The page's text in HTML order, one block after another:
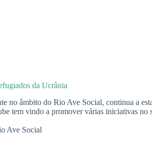
da Ucrânia
no âmbito do Rio Ave Social, continua a
tem vindo a promover várias iniciativas no
Ave Social